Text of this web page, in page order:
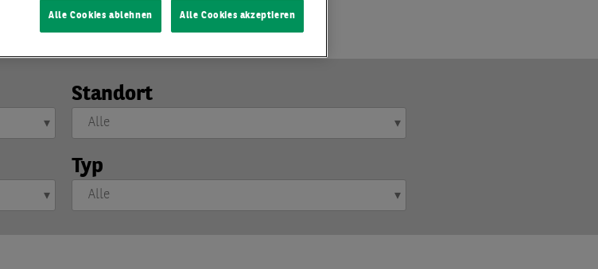
Standort
Typ
Alle Cookies ablehnen Alle Cookies akzeptieren